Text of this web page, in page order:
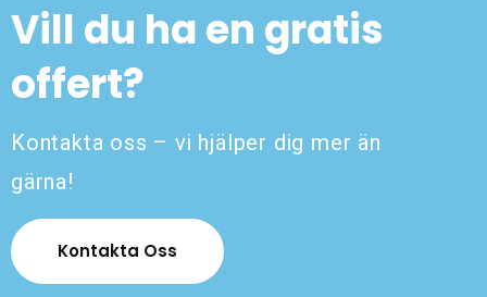
Vill du ha en gratis
offert?
Kontakta oss – vi hjälper dig mer än
gärna!
Kontakta Oss